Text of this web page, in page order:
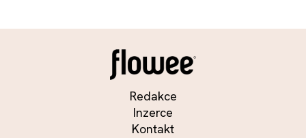
Redakce
Inzerce
Kontakt